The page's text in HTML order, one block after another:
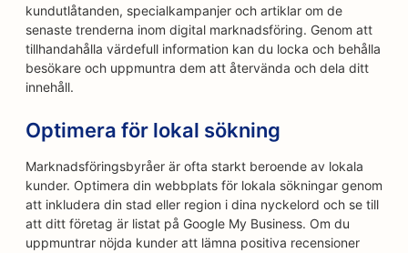
kundutlåtanden, specialkampanjer och artiklar om de
senaste trenderna inom digital marknadsföring. Genom att
tillhandahålla värdefull information kan du locka och behålla
besökare och uppmuntra dem att återvända och dela ditt
innehåll.
Optimera för lokal sökning
Marknadsföringsbyråer är ofta starkt beroende av lokala
kunder. Optimera din webbplats för lokala sökningar genom
att inkludera din stad eller region i dina nyckelord och se till
att ditt företag är listat på Google My Business. Om du
uppmuntrar nöjda kunder att lämna positiva recensioner